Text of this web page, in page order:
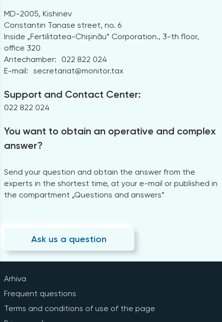
MD-2005, Kishinev
Constantin Tanase street, no. 6
Inside „Fertilitatea-Chișinău” Corporation., 3-th floor,
office 320
Antechamber:
022 822 024
E-mail: secretariat@monitor.tax
Support and Contact Center:
022 822 024
You want to obtain an operative and complex
answer?
Send your question and obtain the answer from the
experts in the shortest time, at your e-mail or published in
the compartment „Questions and answers”
Ask us a question
Arhiva
Frequent questions
Terms and conditions of use of the page